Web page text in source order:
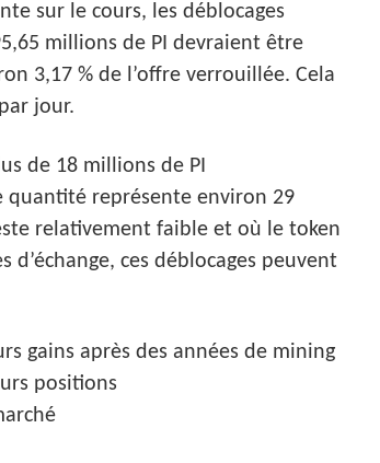
sur le cours, les déblocages
millions de PI devraient être
3,17 % de l’offre verrouillée. Cela
jour.
de 18 millions de PI
quantité représente environ 29
relativement faible et où le token
d’échange, ces déblocages peuvent
gains après des années de mining
positions